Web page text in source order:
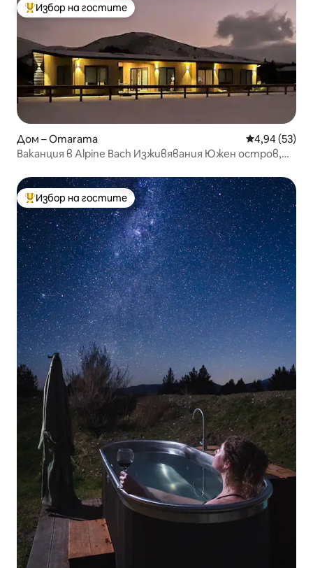
Най-популярен избор на гостите
Избор на гостите
Дом – Omarama Средна
4,94 (53)
Ваканция в Alpine Bach Изживявания Южен остров,
Най-популярен избор на гостите
Избор на гостите